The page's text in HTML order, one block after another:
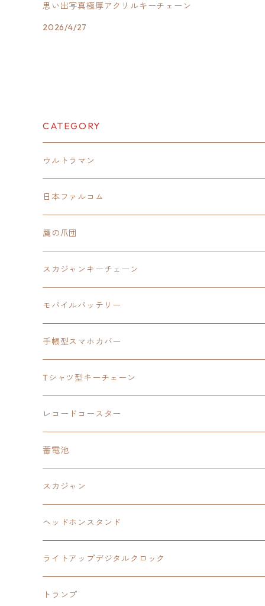
思い出写真極厚アクリルキーチェーン
2026/4/27
CATEGORY
ウルトラマン
モバイルバッテリー
スカジャンキーチェーン
スカジャン
シャツ
日本ファルコム
イースⅧ
モバイルバッテリー
手帳型スマホカバー
東亰ザナドゥ
閃の軌跡Ⅲ
モバイルバッテリー
手帳型スマホカバー
閃の軌跡Ⅳ
手帳型スマホカバー
モバイルバッテリー
置くだけスピーカー
軌跡シリーズ
トランプ
カーマグネット
閃の軌跡Ⅱ
トランプ
イースⅨ
手帳型スマホカバー
モバイルバッテリー
零の軌跡：改
碧の軌跡：改
創の軌跡
ケーブルステージ
40周年記念
鷹の爪団
モバイルバッテリー
手帳型スマホカバー
スカジャンキーチェーン
ウルトラマンシリーズ
日本ファルコム
閃の軌跡Ⅲ
軌跡シリーズ
モバイルバッテリー
ウルトラマン
鷹の爪
イースⅧ
東亰ザナドゥ
阪神タイガース
閃の軌跡Ⅲ
ソーラーパネル
LEDライト付き
手帳型スマホカバー
鷹の爪団
イースⅧ
閃の軌跡Ⅲ
閃の軌跡Ⅳ
イースⅨ
零の軌跡：改
碧の軌跡：改
Tシャツ型キーチェーン
日本ファルコム
閃の軌跡Ⅲ
レコードコースター
日本ファルコム
閃の軌跡
蓄電池
スカジャン
サンリオ
ワンピース
今日から俺は！！
ヘッドホンスタンド
閃の軌跡Ⅳ
イースⅨ
ライトアップデジタルクロック
閃の軌跡Ⅳ
トランプ